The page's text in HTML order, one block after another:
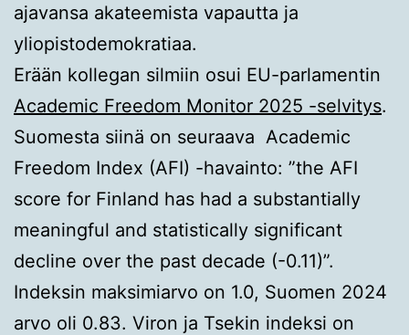
ajavansa akateemista vapautta ja
yliopistodemokratiaa.
Erään kollegan silmiin osui EU-parlamentin
Academic Freedom Monitor 2025 -selvitys.
Suomesta siinä on seuraava Academic
Freedom Index (AFI) -havainto: ”the AFI
score for Finland has had a substantially
meaningful and statistically significant
decline over the past decade (-0.11)”.
Indeksin maksimiarvo on 1.0, Suomen 2024
arvo oli 0.83. Viron ja Tsekin indeksi on